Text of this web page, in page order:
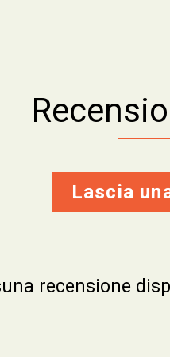
Lascia
recensione